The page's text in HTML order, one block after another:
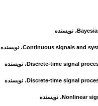
، نویسنده
Continuous signals and، نویسنده
Discrete-time signal، نویسنده
Discrete-time signal، نویسنده
Nonlinear، نویسنده